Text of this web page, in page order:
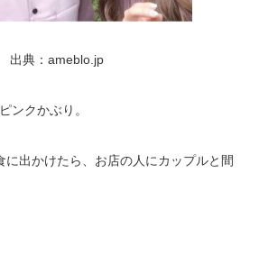
出典：ameblo.jp
ンクかぶり。
に出かけたら、お店の人にカップルと間